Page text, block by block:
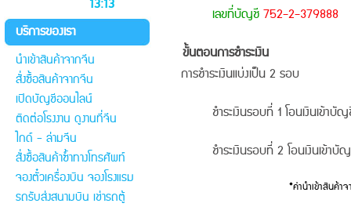
13:13
บริการของเรา
นำเข้าสินค้าจากจีน
สั่งซื้อสินค้าจากจีน
เปิดบัญชีออนไลน์
ติดต่อโรงงาน ดูงานที่จีน
ไกด์ - ล่ามจีน
สั่งซื้อสินค้าซ้ำทางโทรศัพท์
จองตั๋วเครื่องบิน จองโรงแรม
รถรับส่งสนามบิน เช่ารถตู้
เลขที่บัญชี752-2-379888
ขั้นตอนการชำระเงิน
การชำระเงินแบ่งเป็น 2 รอบ
ชำระเงินรอบที่ 1 โอนเงินเข้า
ชำระเงินรอบที่ 2 โอนเงินเข้า
*ค่านำเข้าสินค้า